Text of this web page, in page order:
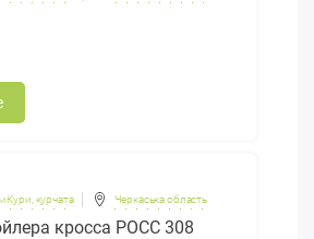
Кури, курчата Черкаська область
кросса РОСС 308